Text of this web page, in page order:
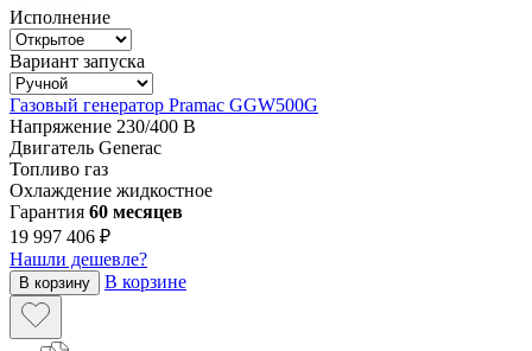
Исполнение
Вариант запуска
Газовый генератор Pramac GGW500G
Напряжение 230/400 В
Двигатель Generac
Топливо газ
Охлаждение жидкостное
Гарантия 60 месяцев
19 997 406 ₽
Нашли дешевле?
В корзину В корзине